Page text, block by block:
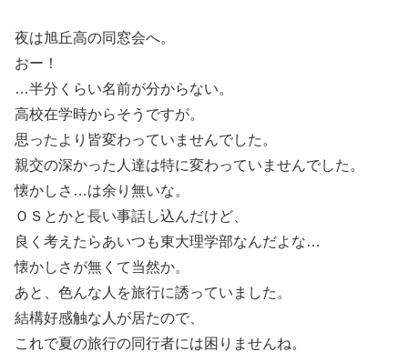
夜は旭丘高の同窓会へ。
おー！
…半分くらい名前が分からない。
高校在学時からそうですが。
思ったより皆変わっていませんでした。
親交の深かった人達は特に変わっていませんでした。
懐かしさ…は余り無いな。
ＯＳとかと長い事話し込んだけど、
良く考えたらあいつも東大理学部なんだよな…
懐かしさが無くて当然か。
あと、色んな人を旅行に誘っていました。
結構好感触な人が居たので、
これで夏の旅行の同行者には困りませんね。